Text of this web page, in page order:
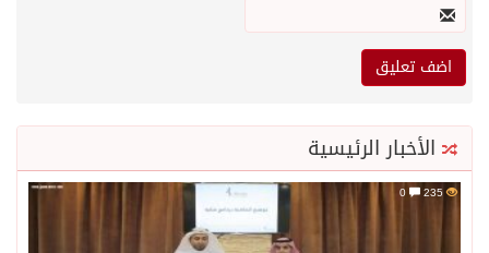
الأخبار الرئيسية
235